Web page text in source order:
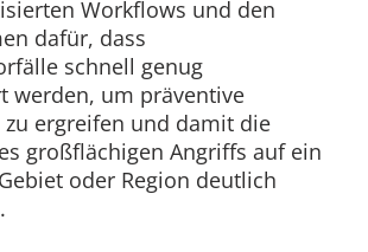
Workflows und den
dafür, dass
schnell genug
werden, um präventive
ergreifen und damit die
großflächigen Angriffs auf ein
oder Region deutlich